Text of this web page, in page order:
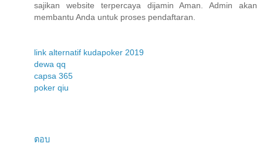
sajikan website terpercaya dijamin Aman. Admin akan
membantu Anda untuk proses pendaftaran.
link alternatif kudapoker 2019
dewa qq
capsa 365
poker qiu
ตอบ